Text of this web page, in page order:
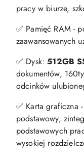
pracy w biurze,
✅ Pamięć RAM -
zaawansowanych
✅ Dysk:512GB
dokumentów,
odcinków
✅ Karta graficzna
podstawowy,
podstawowych
wysokiej